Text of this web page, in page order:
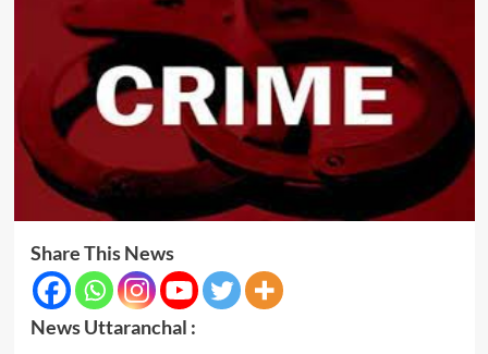
Share This News
News Uttaranchal :